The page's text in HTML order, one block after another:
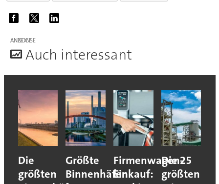
ANZEIGE
Auch interessant
Die
größten
Größte
Binnenhäfen
Firmenwagen-
Einkauf:
Die 25
größten